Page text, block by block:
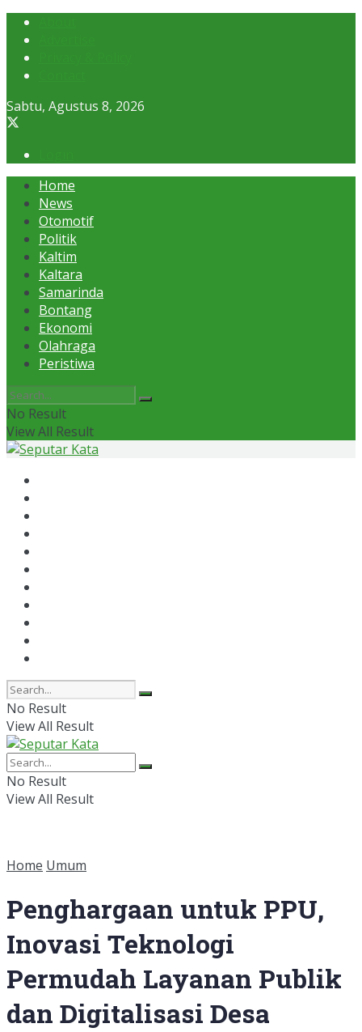
Sabtu, Agustus 8, 2026
Home
News
Otomotif
Politik
Kaltim
Kaltara
Samarinda
Bontang
Ekonomi
Olahraga
Peristiwa
No Result
View All Result
No Result
View All Result
No Result
View All Result
Home Umum
Penghargaan untuk PPU,
Inovasi Teknologi
Permudah Layanan Publik
dan Digitalisasi Desa